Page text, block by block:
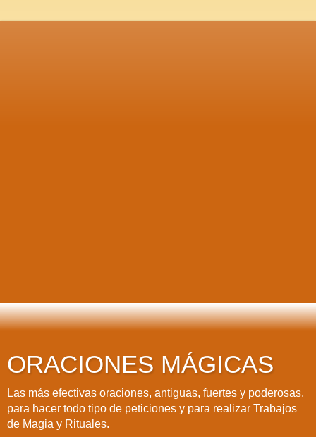
ORACIONES MÁGICAS
Las más efectivas oraciones, antiguas, fuertes y poderosas,
para hacer todo tipo de peticiones y para realizar Trabajos
de Magia y Rituales.